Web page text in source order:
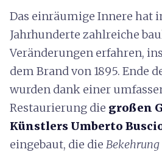
Das einräumige Innere hat
Jahrhunderte zahlreiche
Veränderungen erfahren,
dem Brand von 1895. Ende
wurden dank einer
Restaurierung die großen
Künstlers Umberto
eingebaut, die die Bekehrung